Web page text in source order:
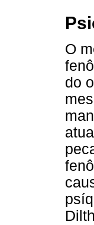
O
do